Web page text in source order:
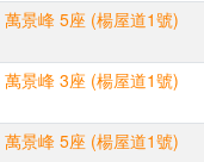
萬景峰 5座 (楊屋道1號)
萬景峰 3座 (楊屋道1號)
萬景峰 5座 (楊屋道1號)